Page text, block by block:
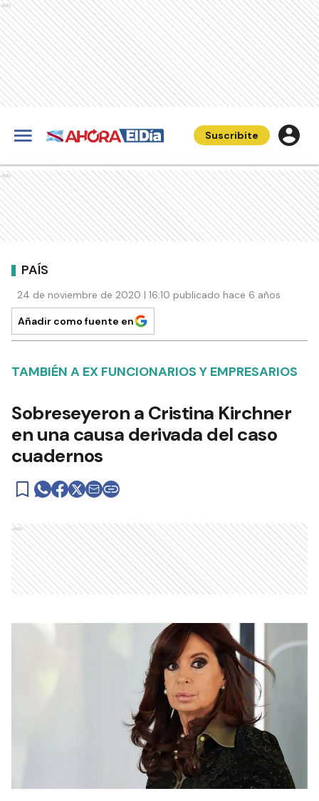
Ads
Suscribite
Ads
PAÍS
24 de noviembre de 2020 | 16:10 publicado hace 6 años
Añadir como fuente en
TAMBIÉN A EX FUNCIONARIOS Y EMPRESARIOS
Sobreseyeron a Cristina Kirchner
en una causa derivada del caso
cuadernos
Ads